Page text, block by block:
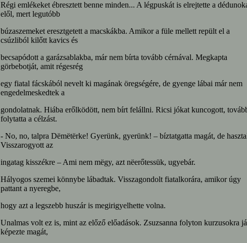
Régi emlékeket ébresztett benne minden... A légpuskát is elrejtette a
elől, mert legutóbb
búzaszemeket eresztgetett a macskákba. Amikor a füle mellett repült el a
csúzliból kilőtt kavics és
becsapódott a garázsablakba, már nem bírta tovább cérnával. Megkapta
görbebotját, amit régesrég
egy fiatal fácskából nevelt ki magának öregségére, de gyenge lábai már nem
engedelmeskedtek a
gondolatnak. Hiába erőlködött, nem bírt felállni. Ricsi jókat kuncogott,
folytatta a célzást.
- No, no, talpra Dëmëtërke! Gyerünk, gyerünk! – bíztatgatta magát, de
Visszarogyott az
ingatag kisszékre – Ami nem mëgy, azt nëerőtessük, ugyebár.
Hályogos szemei könnybe lábadtak. Visszagondolt fiatalkorára, amikor úgy
pattant a nyeregbe,
hogy azt a legszebb huszár is megirigyelhette volna.
Unalmas volt ez is, mint az előző előadások. Zsuzsanna folyton kurzusokra
képezte magát,